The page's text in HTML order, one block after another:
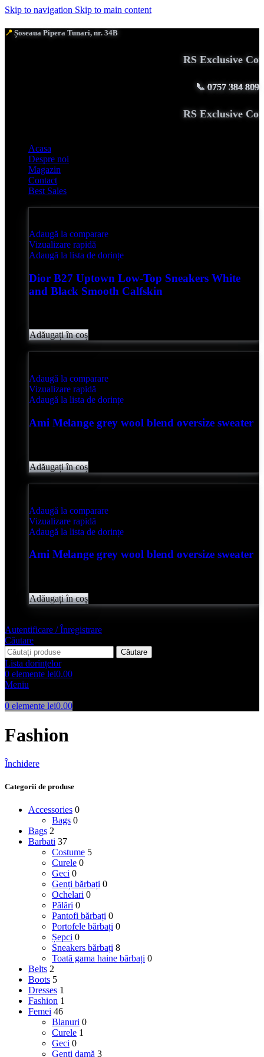
Skip to navigation Skip to main content
📍 Șoseaua Pipera Tunari, nr. 34B
RS Exclusive
📞 0757 384 809
RS Exclusive
Acasa
Despre noi
Magazin
Contact
Best Sales
Adaugă la comparare
Vizualizare rapidă
Adaugă la lista de dorințe
Dior B27 Uptown Low-Top Sneakers White
and Black Smooth Calfskin
Adăugați în coș
Adaugă la comparare
Vizualizare rapidă
Adaugă la lista de dorințe
Ami Melange grey wool blend oversize sweater
Adăugați în coș
Adaugă la comparare
Vizualizare rapidă
Adaugă la lista de dorințe
Ami Melange grey wool blend oversize sweater
Adăugați în coș
Autentificare / Înregistrare
Căutare
Căutare
Lista dorințelor
0 elemente lei0.00
Meniu
0 elemente lei0.00
Fashion
Închidere
Categorii de produse
Accessories 0
Bags 0
Bags 2
Barbati 37
Costume 5
Curele 0
Geci 0
Genți bărbați 0
Ochelari 0
Pălări 0
Pantofi bărbați 0
Portofele bărbați 0
Șepci 0
Sneakers bărbați 8
Toată gama haine bărbați 0
Belts 2
Boots 5
Dresses 1
Fashion 1
Femei 46
Blanuri 0
Curele 1
Geci 0
Genți damă 3